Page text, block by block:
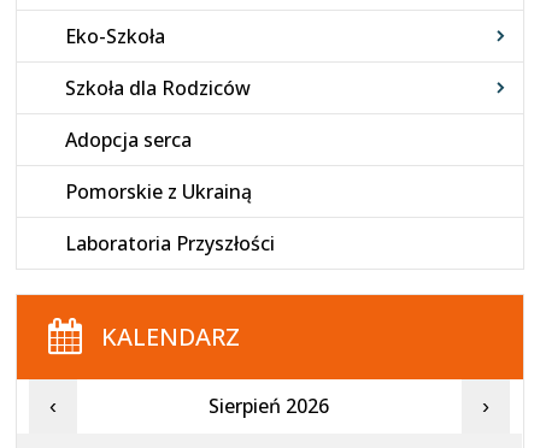
Eko-Szkoła
Szkoła dla Rodziców
Adopcja serca
Pomorskie z Ukrainą
Laboratoria Przyszłości
KALENDARZ
‹ Sierpień 2026 ›